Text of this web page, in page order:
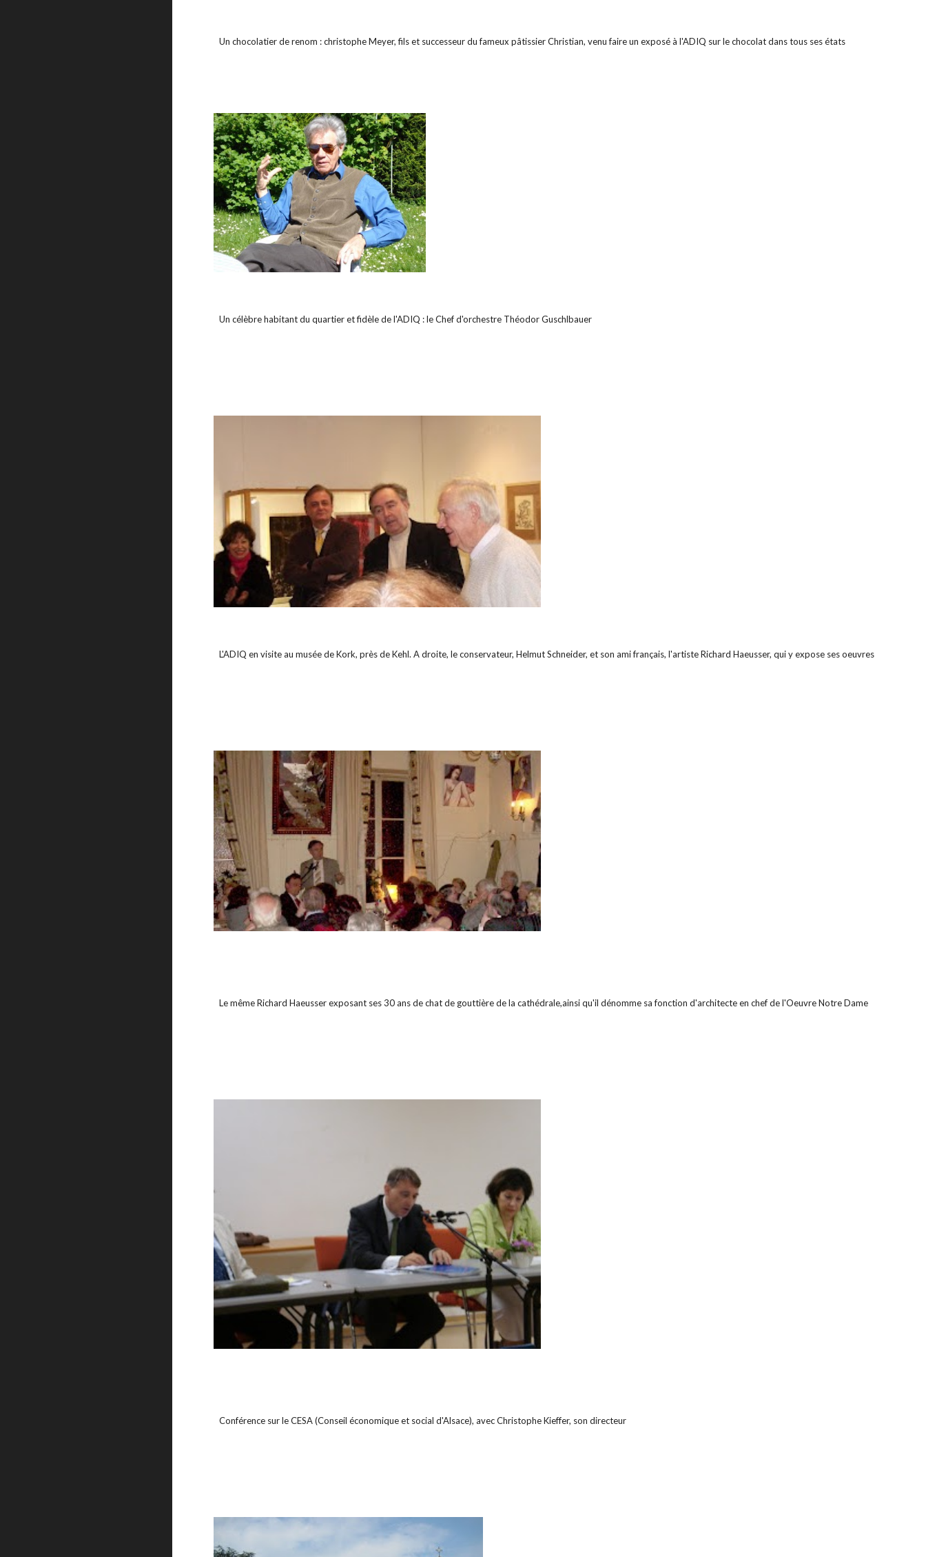
Un chocolatier de renom : christophe Meyer, fils et successeur du fameux pâtissier Christian, venu faire un exposé à l'ADIQ sur le chocolat dans tous ses états
Un célèbre habitant du quartier et fidèle de l'ADIQ : le Chef d'orchestre Théodor Guschlbauer
L'ADIQ en visite au musée de Kork, près de Kehl. A droite, le conservateur, Helmut Schneider, et son ami français, l'artiste Richard Haeusser, qui y expose ses oeuvres
Le même Richard Haeusser exposant ses 30 ans de chat de gouttière de la cathédrale,ainsi qu'il dénomme sa fonction d'architecte en chef de l'Oeuvre Notre Dame
Conférence sur le CESA (Conseil économique et social d'Alsace), avec Christophe Kieffer, son directeur